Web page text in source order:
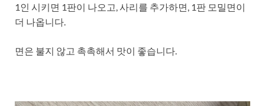
1인 시키면 1판이 나오고, 사리를 추가하면, 1판 모밀면이
더 나옵니다.
면은 불지 않고 촉촉해서 맛이 좋습니다.